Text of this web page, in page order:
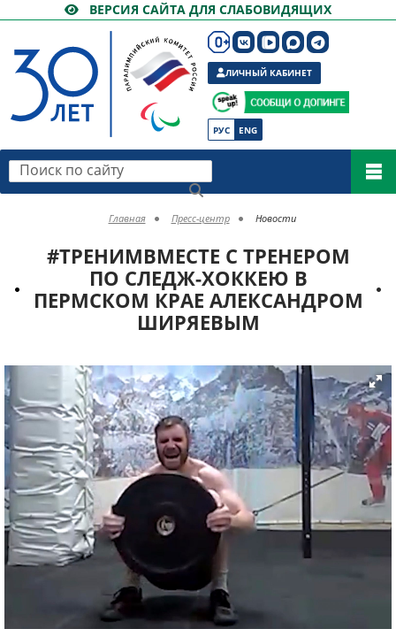
ВЕРСИЯ САЙТА ДЛЯ СЛАБОВИДЯЩИХ
РУС ENG
ЛИЧНЫЙ КАБИНЕТ
Поиск по сайту
Главная Пресс-центр Новости
#ТРЕНИМВМЕСТЕ С ТРЕНЕРОМ
ПО СЛЕДЖ-ХОККЕЮ В
ПЕРМСКОМ КРАЕ АЛЕКСАНДРОМ
ШИРЯЕВЫМ